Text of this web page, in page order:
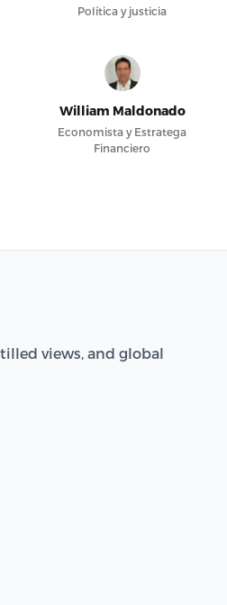
Política y justicia
William Maldonado
Economista y Estratega
Financiero
views, and global